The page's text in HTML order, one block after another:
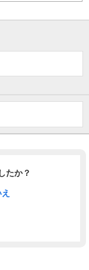
たか？